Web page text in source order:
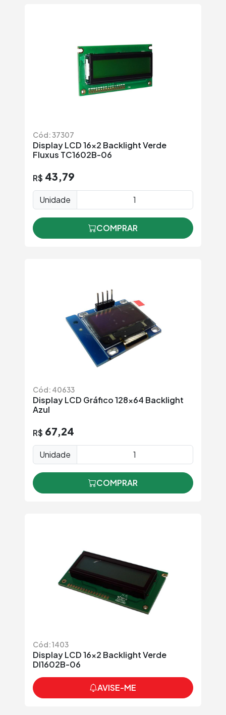
Cód: 37307
Display LCD 16x2 Backlight Verde
Fluxus TC1602B-06
R$ 43,79
Unidade
COMPRAR
Cód: 40633
Display LCD Gráfico 128x64 Backlight
Azul
R$ 67,24
Unidade
COMPRAR
Cód: 1403
Display LCD 16x2 Backlight Verde
DI1602B-06
AVISE-ME